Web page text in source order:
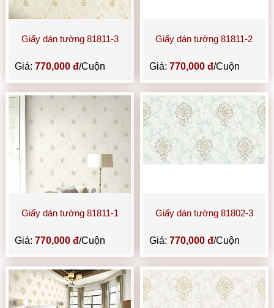
Giấy dán tường 81811-3
Giá:770,000 đ/Cuộn
Giấy dán tường 81811-2
Giá: 770,000 đ/Cuộn
Giấy dán tường 81811-1
Giá:770,000 đ/Cuộn
Giấy dán tường 81802-3
Giá: 770,000 đ/Cuộn